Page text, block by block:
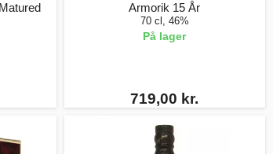
Armorik 15 År
70 cl, 46%
På lager
719,00 kr.